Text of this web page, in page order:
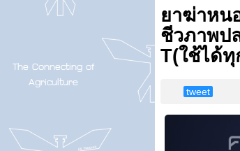
ยาฆ่าหน
ชีวภาพป
T(ใช้ได้
tweet